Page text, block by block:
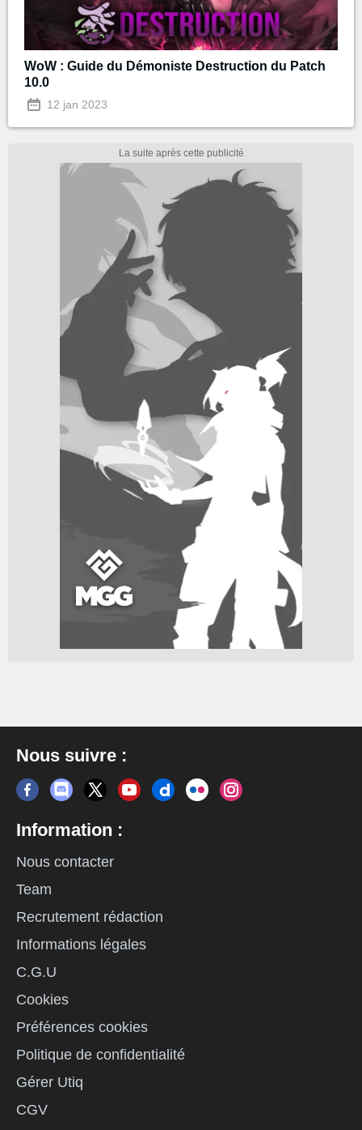
WoW : Guide du Démoniste Destruction du Patch
10.0
12 jan 2023
Nous suivre :
Information :
Nous contacter
Team
Recrutement rédaction
Informations légales
C.G.U
Cookies
Préférences cookies
Politique de confidentialité
Gérer Utiq
CGV